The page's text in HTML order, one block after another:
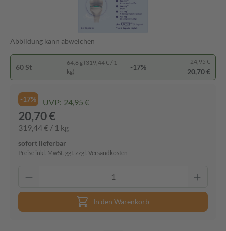
Abbildung kann abweichen
60 St
64,8 g (319,44 € / 1
kg)
-17%
24,95 €
20,70 €
-17% UVP: 24,95 €
20,70 €
319,44 € / 1 kg
sofort lieferbar
Preise inkl. MwSt. ggf. zzgl. Versandkosten
In den Warenkorb